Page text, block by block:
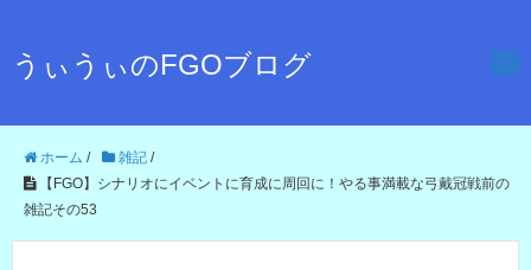
うぃうぃのFGOブログ
ホーム / 雑記 /
【FGO】シナリオにイベントに育成に周回に！やる事満載な弓戴冠戦前の
雑記その53